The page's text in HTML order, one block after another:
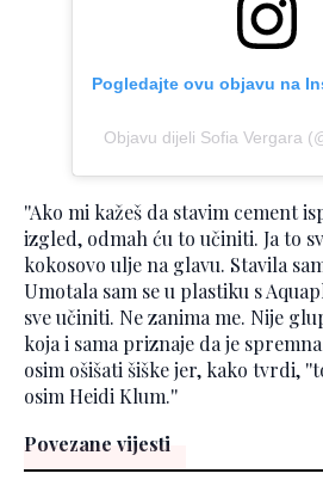
Pogledajte ovu objavu na
Objavu dijeli Sofia Vergara
''Ako mi kažeš da stavim cement
izgled, odmah ću to učiniti. Ja to
kokosovo ulje na glavu. Stavila
Umotala sam se u plastiku s
sve učiniti. Ne zanima me. Nije
koja i sama priznaje da je
osim ošišati šiške jer, kako tvrdi,
osim Heidi Klum.''
Povezane vijesti